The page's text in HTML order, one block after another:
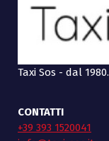
Taxi Sos - dal 1980.
CONTATTI
+39 393 1520041